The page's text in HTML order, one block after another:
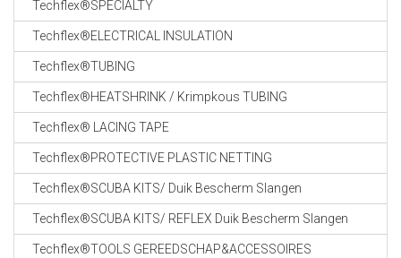
Techflex®SPECIALTY
Techflex®ELECTRICAL INSULATION
Techflex®TUBING
Techflex®HEATSHRINK / Krimpkous TUBING
Techflex® LACING TAPE
Techflex®PROTECTIVE PLASTIC NETTING
Techflex®SCUBA KITS/ Duik Bescherm Slangen
Techflex®SCUBA KITS/ REFLEX Duik Bescherm Slangen
Techflex®TOOLS GEREEDSCHAP&ACCESSOIRES